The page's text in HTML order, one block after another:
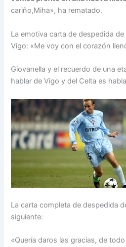
cariño,Miha», ha rematado.
La emotiva carta de despedida
Vigo: «Me voy con el corazón
Giovanella y el recuerdo de una
hablar de Vigo y del Celta es
La carta completa de despedida
siguiente:
«Quería daros las gracias, de